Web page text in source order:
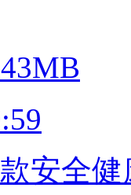
安全